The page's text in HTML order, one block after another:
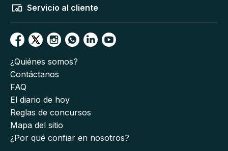
Servicio al cliente
¿Quiénes somos?
Contáctanos
FAQ
El diario de hoy
Reglas de concursos
Mapa del sitio
¿Por qué confiar en nosotros?